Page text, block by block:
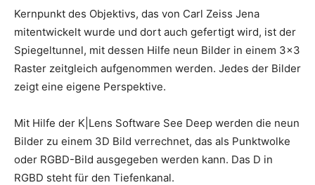
Kernpunkt des Objektivs, das von Carl Zeiss Jena
mitentwickelt wurde und dort auch gefertigt wird, ist der
Spiegeltunnel, mit dessen Hilfe neun Bilder in einem 3×3
Raster zeitgleich aufgenommen werden. Jedes der Bilder
zeigt eine eigene Perspektive.
Mit Hilfe der K|Lens Software See Deep werden die neun
Bilder zu einem 3D Bild verrechnet, das als Punktwolke
oder RGBD-Bild ausgegeben werden kann. Das D in
RGBD steht für den Tiefenkanal.